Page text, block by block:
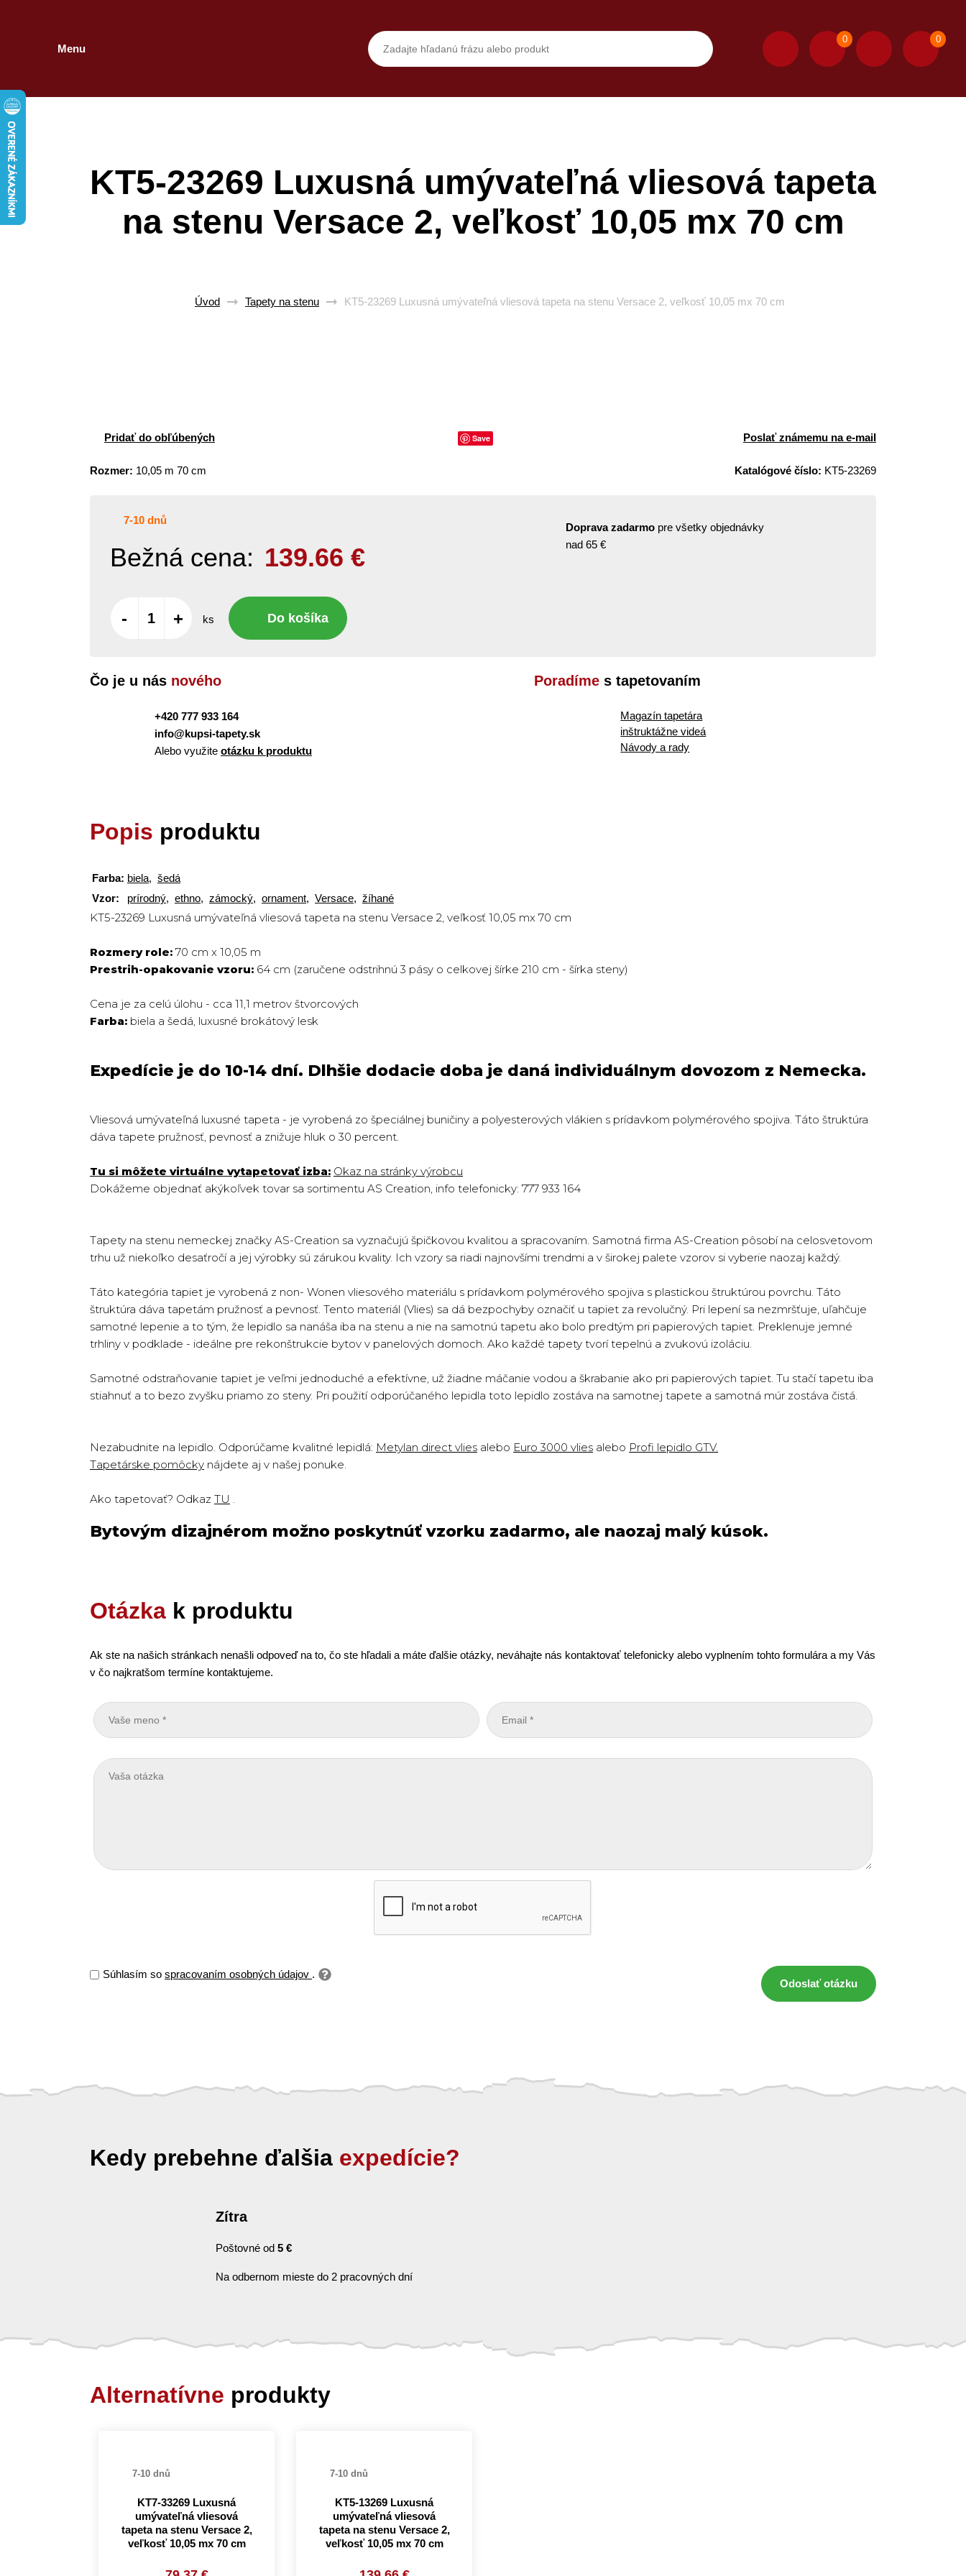
Menu
0 0
KT5-23269 Luxusná umývateľná vliesová tapeta
na stenu Versace 2, veľkosť 10,05 mx 70 cm
Úvod Tapety na stenu KT5-23269 Luxusná umývateľná vliesová tapeta na stenu Versace 2, veľkosť 10,05 mx 70 cm
Pridať do obľúbených Save Poslať známemu na e-mail
Rozmer: 10,05 m 70 cm Katalógové číslo: KT5-23269
7-10 dnů
Bežná cena: 139.66 €
- + ks Do košíka
Doprava zadarmo pre všetky objednávky
nad 65 €
Čo je u nás nového
+420 777 933 164
info@kupsi-tapety.sk
Alebo využite otázku k produktu
Poradíme s tapetovaním
Magazín tapetára
inštruktážne videá
Návody a rady
Popis produktu
Farba: biela, šedá
Vzor:
prírodný, ethno, zámocký, ornament, Versace, žíhané
KT5-23269 Luxusná umývateľná vliesová tapeta na stenu Versace 2, veľkosť 10,05 mx 70 cm
Rozmery role: 70 cm x 10,05 m
Prestrih-opakovanie vzoru: 64 cm (zaručene odstrihnú 3 pásy o celkovej šírke 210 cm - šírka steny)
Cena je za celú úlohu - cca 11,1 metrov štvorcových
Farba: biela a šedá, luxusné brokátový lesk
Expedície je do 10-14 dní. Dlhšie dodacie doba je daná individuálnym dovozom z Nemecka.
Vliesová umývateľná luxusné tapeta - je vyrobená zo špeciálnej buničiny a polyesterových vlákien s prídavkom polymérového spojiva. Táto štruktúra
dáva tapete pružnosť, pevnosť a znižuje hluk o 30 percent.
Tu si môžete virtuálne vytapetovať izba: Okaz na stránky výrobcu
Dokážeme objednať akýkoľvek tovar sa sortimentu AS Creation, info telefonicky: 777 933 164
Tapety na stenu nemeckej značky AS-Creation sa vyznačujú špičkovou kvalitou a spracovaním. Samotná firma AS-Creation pôsobí na celosvetovom
trhu už niekoľko desaťročí a jej výrobky sú zárukou kvality. Ich vzory sa riadi najnovšími trendmi a v širokej palete vzorov si vyberie naozaj každý.
Táto kategória tapiet je vyrobená z non- Wonen vliesového materiálu s prídavkom polymérového spojiva s plastickou štruktúrou povrchu. Táto
štruktúra dáva tapetám pružnosť a pevnosť. Tento materiál (Vlies) sa dá bezpochyby označiť u tapiet za revolučný. Pri lepení sa nezmršťuje, uľahčuje
samotné lepenie a to tým, že lepidlo sa nanáša iba na stenu a nie na samotnú tapetu ako bolo predtým pri papierových tapiet. Preklenuje jemné
trhliny v podklade - ideálne pre rekonštrukcie bytov v panelových domoch. Ako každé tapety tvorí tepelnú a zvukovú izoláciu.
Samotné odstraňovanie tapiet je veľmi jednoduché a efektívne, už žiadne máčanie vodou a škrabanie ako pri papierových tapiet. Tu stačí tapetu iba
stiahnuť a to bezo zvyšku priamo zo steny. Pri použití odporúčaného lepidla toto lepidlo zostáva na samotnej tapete a samotná múr zostáva čistá.
Nezabudnite na lepidlo. Odporúčame kvalitné lepidlá: Metylan direct vlies alebo Euro 3000 vlies alebo Profi lepidlo GTV.
Tapetárske pomôcky nájdete aj v našej ponuke.
Ako tapetovať? Odkaz TU .
Bytovým dizajnérom možno poskytnúť vzorku zadarmo, ale naozaj malý kúsok.
Otázka k produktu
Ak ste na našich stránkach nenašli odpoveď na to, čo ste hľadali a máte ďalšie otázky, neváhajte nás kontaktovať telefonicky alebo vyplnením tohto formulára a my Vás
v čo najkratšom termíne kontaktujeme.
Súhlasím so spracovaním osobných údajov .
Odoslať otázku
Kedy prebehne ďalšia expedície?
Zítra
Poštovné od 5 €
Na odbernom mieste do 2 pracovných dní
Alternatívne produkty
7-10 dnů
KT7-33269 Luxusná
umývateľná vliesová
tapeta na stenu Versace 2,
veľkosť 10,05 mx 70 cm
7-10 dnů
KT5-13269 Luxusná
umývateľná vliesová
tapeta na stenu Versace 2,
veľkosť 10,05 mx 70 cm